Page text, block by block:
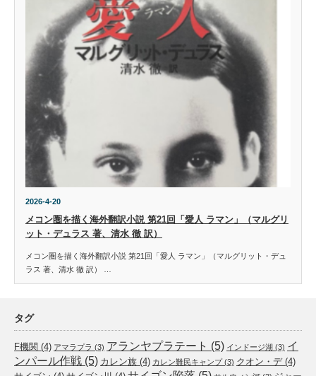
2026-4-20
メコン圏を描く海外翻訳小説 第21回「愛人 ラマン」（マルグリ
ット・デュラス 著、清水 徹 訳）
メコン圏を描く海外翻訳小説 第21回「愛人 ラマン」（マルグリット・デュ
ラス 著、清水 徹 訳） …
タグ
F機関 (4) アマラプラ (3) アランヤプラテート (5) インドージ湖 (3) イ
ンパール作戦 (5) カレン族 (4) カレン難民キャンプ(3) クオン・デ(4)